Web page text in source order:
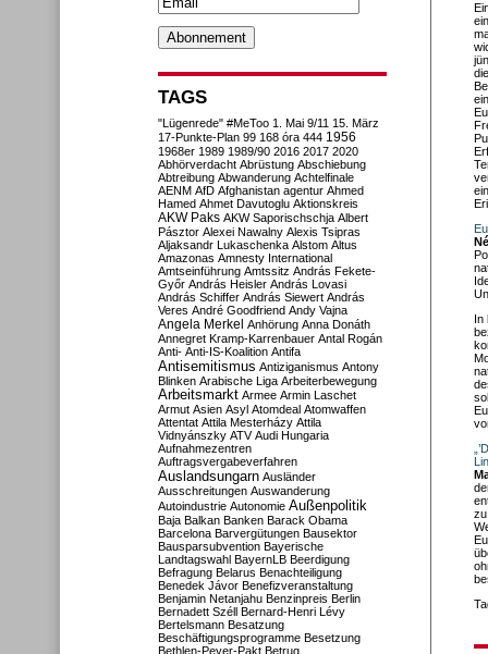
In
TAGS
"Lügenrede" #MeToo 1. Mai 9/11 15. März
17-Punkte-Plan 99 168 óra 444 1956
1968er 1989 1989/90 2016 2017 2020
Abhörverdacht Abrüstung Abschiebung
Abtreibung Abwanderung Achtelfinale
AENM AfD Afghanistan agentur Ahmed
Hamed Ahmet Davutoglu Aktionskreis
AKW Paks AKW Saporischschja Albert
Pásztor Alexei Nawalny Alexis Tsipras
Aljaksandr Lukaschenka Alstom Altus
Amazonas Amnesty International
Amtseinführung Amtssitz András Fekete-
Győr András Heisler András Lovasi
András Schiffer András Siewert András
Veres André Goodfriend Andy Vajna
Angela Merkel Anhörung Anna Donáth
Annegret Kramp-Karrenbauer Antal Rogán
Anti- Anti-IS-Koalition Antifa
Antisemitismus Antiziganismus Antony
Blinken Arabische Liga Arbeiterbewegung
Arbeitsmarkt Armee Armin Laschet
Armut Asien Asyl Atomdeal Atomwaffen
Attentat Attila Mesterházy Attila
Vidnyánszky ATV Audi Hungaria
Aufnahmezentren
Auftragsvergabeverfahren
Auslandsungarn Ausländer
Ausschreitungen Auswanderung
Autoindustrie Autonomie Außenpolitik
Baja Balkan Banken Barack Obama
Barcelona Barvergütungen Bausektor
Bausparsubvention Bayerische
Landtagswahl BayernLB Beerdigung
Befragung Belarus Benachteiligung
Benedek Jávor Benefizveranstaltung
Benjamin Netanjahu Benzinpreis Berlin
Bernadett Széll Bernard-Henri Lévy
Bertelsmann Besatzung
Beschäftigungsprogramme Besetzung
Bethlen-Peyer-Pakt Betrug